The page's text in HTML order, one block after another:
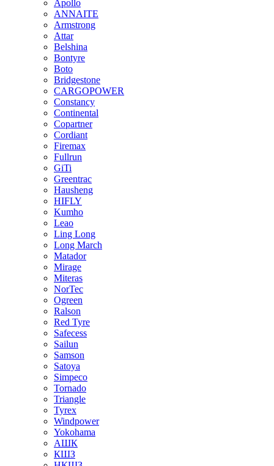
Apollo
ANNAITE
Armstrong
Attar
Belshina
Bontyre
Boto
Bridgestone
CARGOPOWER
Constancy
Continental
Copartner
Cordiant
Firemax
Fullrun
GiTi
Greentrac
Hausheng
HIFLY
Kumho
Leao
Ling Long
Long March
Matador
Mirage
Miteras
NorTec
Ogreen
Ralson
Red Tyre
Safecess
Sailun
Samson
Satoya
Simpeco
Tornado
Triangle
Tyrex
Windpower
Yokohama
АШК
КШЗ